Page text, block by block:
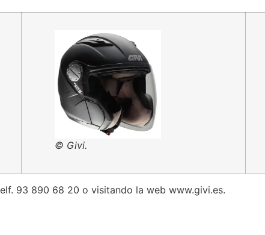
© Givi.
93 890 68 20 o visitando la web www.givi.es.